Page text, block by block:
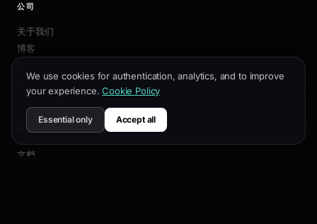
公司
关于我们
博客
联系我们
资源
文档
We use cookies for authentication, analytics, and to improve
your experience. Cookie Policy
Essential only Accept all